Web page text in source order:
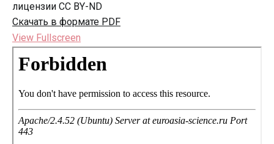
лицензии CC BY-ND
Скачать в формате PDF
View Fullscreen
Перейти
содержимому